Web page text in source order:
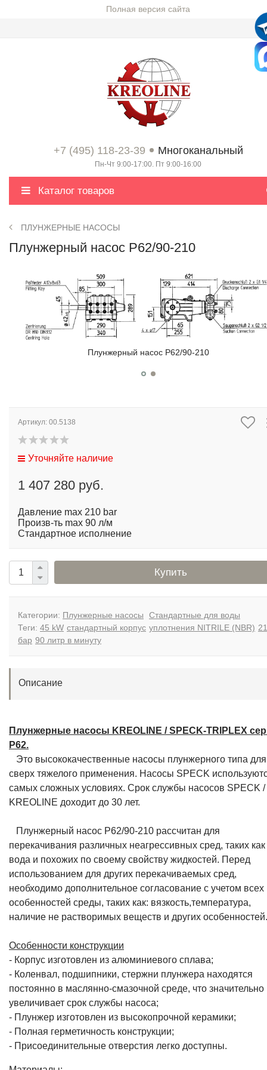
Полная версия сайта
+7 (495) 118-23-39 Многоканальный
Пн-Чт 9:00-17:00. Пт 9:00-16:00
Каталог товаров
ПЛУНЖЕРНЫЕ НАСОСЫ
Плунжерный насос P62/90-210
Плунжерный насос P62/90-210
Артикул: 00.5138
Уточняйте наличие
1 407 280 руб.
Давление max 210 bar
Произв-ть max 90 л/м
Стандартное исполнение
Купить
Категории: Плунжерные насосы
Стандартные для воды
Теги: 45 kW стандартный корпус уплотнения NITRILE (NBR)
бар 90 литр в минуту
Описание
Плунжерные насосы KREOLINE / SPECK-TRIPLEX
P62.
Это высококачественные насосы плунжерного типа для
сверх тяжелого применения. Насосы SPECK
самых сложных условиях. Срок службы насосов SPECK /
KREOLINE доходит до 30 лет.
Плунжерный насос P62/90-210 рассчитан для
перекачивания различных неагрессивных сред, таких как
вода и похожих по своему свойству жидкостей. Перед
использованием для других перекачиваемых сред,
необходимо дополнительное согласование с учетом всех
особенностей среды, таких как: вязкость,температура,
наличие не растворимых веществ и других особенностей.
Особенности конструкции
- Корпус изготовлен из алюминиевого сплава;
- Коленвал, подшипники, стержни плунжера находятся
постоянно в маслянно-смазочной среде, что значительно
увеличивает срок службы насоса;
- Плунжер изготовлен из высокопрочной керамики;
- Полная герметичность конструкции;
- Присоединительные отверстия легко доступны.